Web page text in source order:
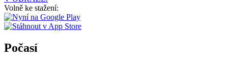
Volně ke stažení:
Počasí